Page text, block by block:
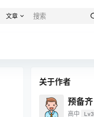
文章
关于作者
预备齐
高中 Lv3